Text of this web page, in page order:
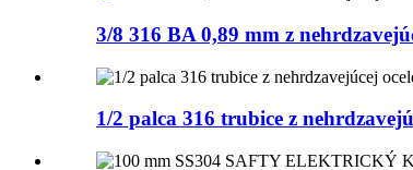
3/8 316 BA 0,89 mm z
1/2 palca 316 trubice z